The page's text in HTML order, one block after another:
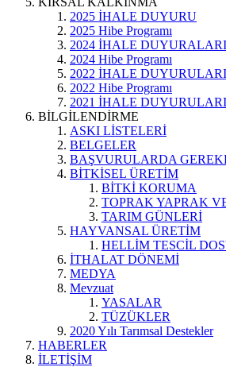
2025 İHALE DUYURU
2025 Hibe Programı
2024 İHALE DUYURALARI
2024 Hibe Programı
2022 İHALE DUYURULARI
2022 Hibe Programı
2021 İHALE DUYURULARI
BİLGİLENDİRME
ASKI LİSTELERİ
BELGELER
BAŞVURULARDA
BİTKİSEL ÜRETİM
BİTKİ KORUMA
TOPRAK YAPRAK
TARIM GÜNLERİ
HAYVANSAL ÜRETİM
HELLİM TESCİL
İTHALAT DÖNEMİ
MEDYA
Mevzuat
YASALAR
TÜZÜKLER
2020 Yılı Tarımsal Destekler
HABERLER
İLETİŞİM